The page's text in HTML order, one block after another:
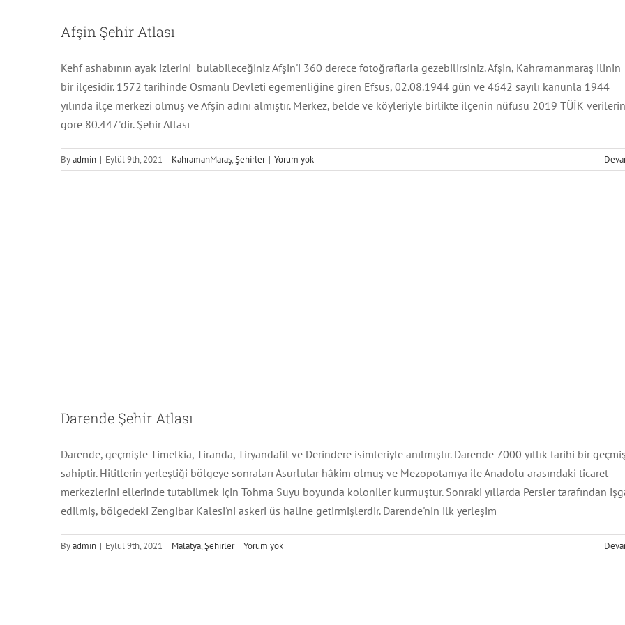
Afşin Şehir Atlası
Kehf ashabının ayak izlerini bulabileceğiniz Afşin'i 360 derece fotoğraflarla gezebilirsiniz. Afşin, Kahramanmaraş ilinin
bir ilçesidir. 1572 tarihinde Osmanlı Devleti egemenliğine giren Efsus, 02.08.1944 gün ve 4642 sayılı kanunla 1944
yılında ilçe merkezi olmuş ve Afşin adını almıştır. Merkez, belde ve köyleriyle birlikte ilçenin nüfusu 2019 TÜİK
göre 80.447'dir. Şehir Atlası
Byadmin | Eylül 9th, 2021 | KahramanMaraş,Şehirler | Yorum yok
Darende Şehir Atlası
Darende, geçmişte Timelkia, Tiranda, Tiryandafil ve Derindere isimleriyle anılmıştır. Darende 7000 yıllık tarihi bir
sahiptir. Hititlerin yerleştiği bölgeye sonraları Asurlular hâkim olmuş ve Mezopotamya ile Anadolu arasındaki ticaret
merkezlerini ellerinde tutabilmek için Tohma Suyu boyunda koloniler kurmuştur. Sonraki yıllarda Persler tarafından
edilmiş, bölgedeki Zengibar Kalesi'ni askeri üs haline getirmişlerdir. Darende'nin ilk yerleşim
Byadmin | Eylül 9th, 2021 | Malatya,Şehirler | Yorum yok
Sivas Şehir Atlası
Şehirler Sivas